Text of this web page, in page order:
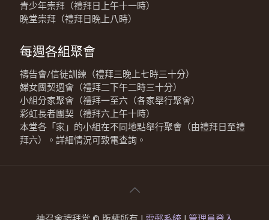
青少年崇拜（禮拜日上午十一時）
晚堂崇拜（禮拜日晚上八時）
每週各組聚會
禱告會/信徒訓練（禮拜三晚上七時三十分）
婦女團契週會（禮拜二下午二時三十分）
小組分家聚會（禮拜一至六（各家舉行聚會）
彩虹長者團契（禮拜六上午十時）
本堂各「家」的小組在不同地點舉行聚會（由禮拜日至禮
拜六）。詳細情況可致電查詢。